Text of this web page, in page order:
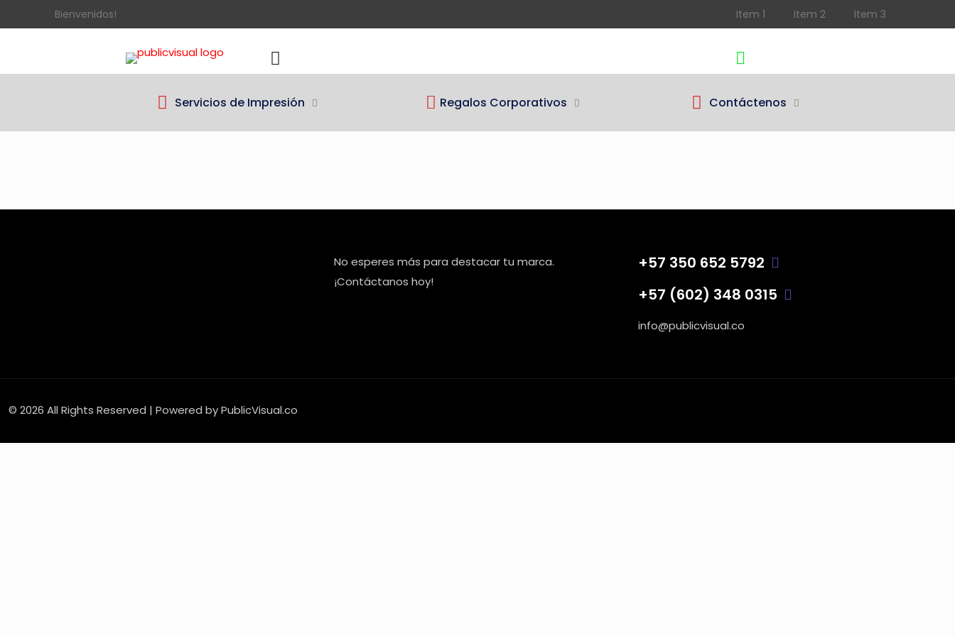
Bienvenidos! Item 1 Item 2 Item 3
Servicios de Impresión Regalos Corporativos Contáctenos
No esperes más para destacar tu marca.
¡Contáctanos hoy!
+57 350 652 5792
+57 (602) 348 0315
info@publicvisual.co
© 2026 All Rights Reserved | Powered by PublicVisual.co